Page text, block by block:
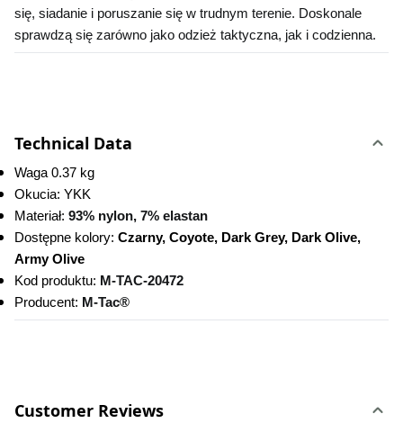
się, siadanie i poruszanie się w trudnym terenie. Doskonale
sprawdzą się zarówno jako odzież taktyczna, jak i codzienna.
Technical Data
Waga 0.37 kg
Okucia: YKK
Materiał: 93% nylon, 7% elastan
Dostępne kolory: Czarny, Coyote, Dark Grey, Dark Olive,
Army Olive
Kod produktu: M-TAC-20472
Producent: M-Tac®
Customer Reviews